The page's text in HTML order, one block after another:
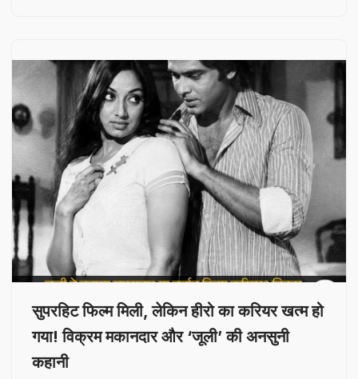
सुपरहिट फिल्म मिली, लेकिन हीरो का करियर खत्म हो
गया! विक्रम मकानदार और ‘जूली’ की अनसुनी
कहानी